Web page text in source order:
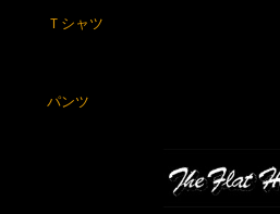
Ｔシャツ
パンツ